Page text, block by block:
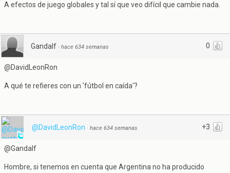
A efectos de juego globales y tal sí que veo difícil que cambie nada.
0
Gandalf · hace 634 semanas
@DavidLeonRon
A qué te refieres con un 'fútbol en caída'?
+3
@DavidLeonRon · hace 634 semanas
@Gandalf
Hombre, si tenemos en cuenta que Argentina no ha producido